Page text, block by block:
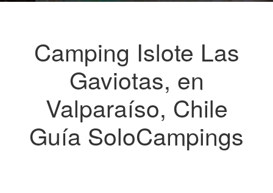
Camping Islote Las
Gaviotas, en
Valparaíso, Chile
Guía SoloCampings